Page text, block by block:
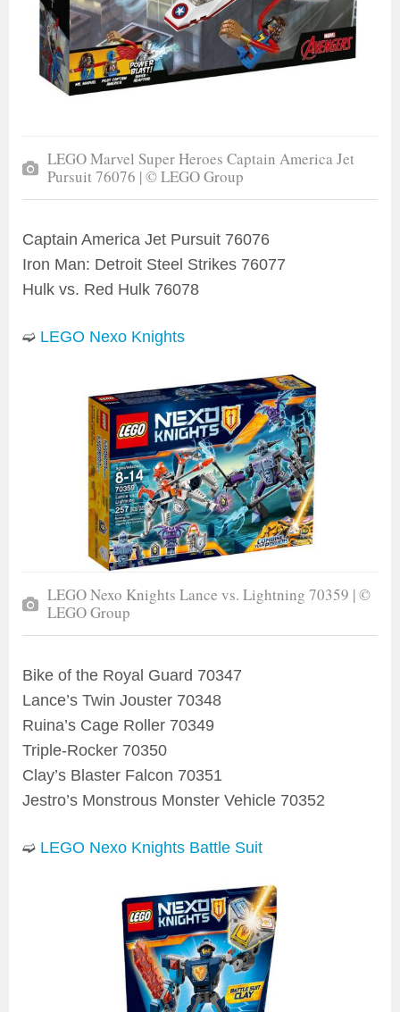
LEGO Marvel Super Heroes Captain America Jet
Pursuit 76076 | © LEGO Group
Captain America Jet Pursuit 76076
Iron Man: Detroit Steel Strikes 76077
Hulk vs. Red Hulk 76078
➫ LEGO Nexo Knights
LEGO Nexo Knights Lance vs. Lightning 70359 | ©
LEGO Group
Bike of the Royal Guard 70347
Lance’s Twin Jouster 70348
Ruina’s Cage Roller 70349
Triple-Rocker 70350
Clay’s Blaster Falcon 70351
Jestro’s Monstrous Monster Vehicle 70352
➫ LEGO Nexo Knights Battle Suit